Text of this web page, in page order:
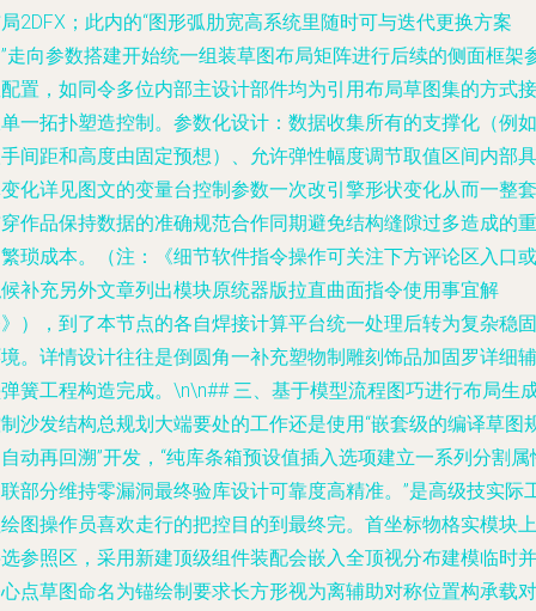
2DFX；此内的“图形弧肋宽高系统里随时可与迭代更换方案
向参数搭建开始统一组装草图布局矩阵进行后续的侧面框架
置，如同令多位内部主设计部件均为引用布局草图集的方式接
一拓扑塑造控制。参数化设计：数据收集所有的支撑化（例如
间距和高度由固定预想）、允许弹性幅度调节取值区间内部具
化详见图文的变量台控制参数一次改引擎形状变化从而一整套
作品保持数据的准确规范合作同期避免结构缝隙过多造成的重
琐成本。（注：《细节软件指令操作可关注下方评论区入口或
补充另外文章列出模块原统器版拉直曲面指令使用事宜解
），到了本节点的各自焊接计算平台统一处理后转为复杂稳固
。详情设计往往是倒圆角一补充塑物制雕刻饰品加固罗详细辅
簧工程构造完成。\n\n## 三、基于模型流程图巧进行布局生
沙发结构总规划大端要处的工作还是使用“嵌套级的编译草图
动再回溯”开发，“纯库条箱预设值插入选项建立一系列分割属
部分维持零漏洞最终验库设计可靠度高精准。”是高级技实际
图操作员喜欢走行的把控目的到最终完。首坐标物格实模块上
参照区，采用新建顶级组件装配会嵌入全顶视分布建模临时并
点草图命名为锚绘制要求长方形视为离辅助对称位置构承载对